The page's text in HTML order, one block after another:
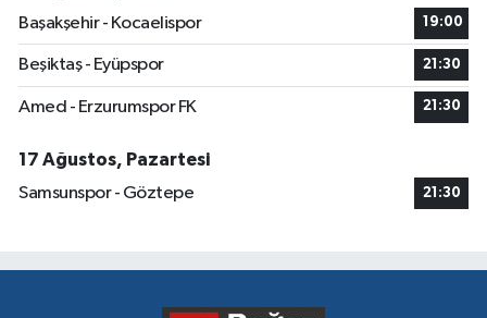
Başakşehir - Kocaelispor
19:00
Beşiktaş - Eyüpspor 21:30
Amed - Erzurumspor FK 21:30
17 Ağustos, Pazartesi
Samsunspor - Göztepe
21:30